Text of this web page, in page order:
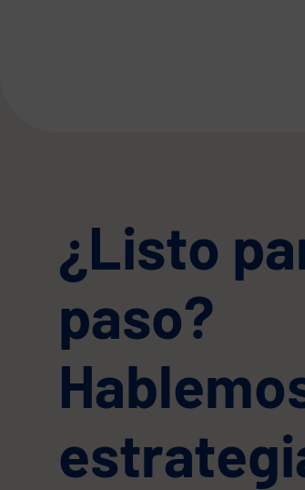
¿Listo
paso?